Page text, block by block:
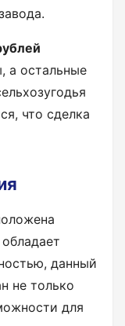
а остальные
что сделка
данный
не только
для